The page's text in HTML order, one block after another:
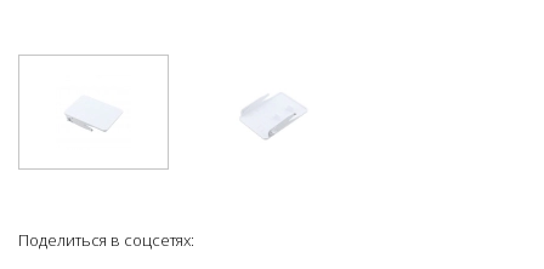
Поделиться в соцсетях: